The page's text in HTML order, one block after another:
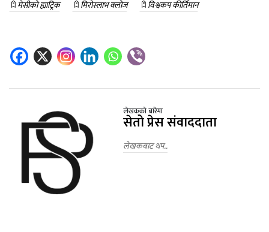
मेसीको ह्याट्रिक
मिरोस्लाभ क्लोज विश्वकप कीर्तिमान
लेखकको बारेमा
सेतो प्रेस संवाददाता
लेखकबाट थप..